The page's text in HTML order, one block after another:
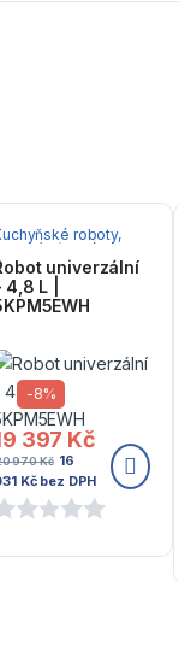
roboty,
planetární mixéry
univerzální
4,8 L |
-8%
397 Kč
970Kč 16
Kčbez DPH